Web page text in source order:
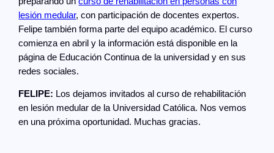
lesión medular, con participación de docentes expertos.
Felipe también forma parte del equipo académico. El curso
comienza en abril y la información está disponible en la
página de Educación Continua de la universidad y en sus
redes sociales.
FELIPE: Los dejamos invitados al curso de rehabilitación
en lesión medular de la Universidad Católica. Nos vemos
en una próxima oportunidad. Muchas gracias.